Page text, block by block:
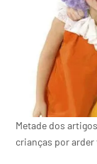
Metade dos
crianças por